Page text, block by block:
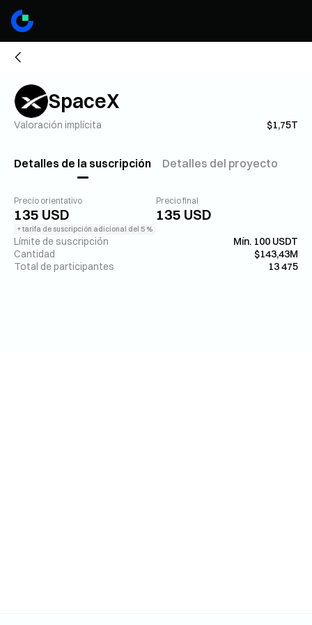
SpaceX
Valoración implícita $1,75T
Detalles de la suscripción Detalles del proyecto
Precio orientativo
135 USD
+ tarifa de suscripción adicional del 5 %
Precio final
135 USD
Límite de suscripción
Mín. 100 USDT
Cantidad
$143,43M
Total de participantes
13 475